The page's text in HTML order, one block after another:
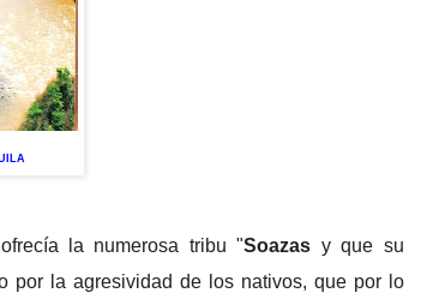
la numerosa tribu "Soazas y que su
por la agresividad de los nativos, que por lo